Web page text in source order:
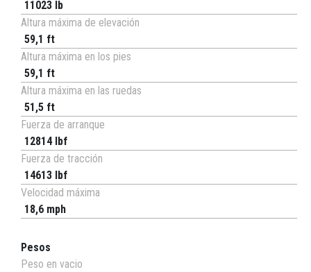
11023 lb
Altura máxima de elevación
59,1 ft
Altura máxima en los pies
59,1 ft
Altura máxima en las ruedas
51,5 ft
Fuerza de arranque
12814 lbf
Fuerza de tracción
14613 lbf
Velocidad máxima
18,6 mph
Pesos
Peso en vacio